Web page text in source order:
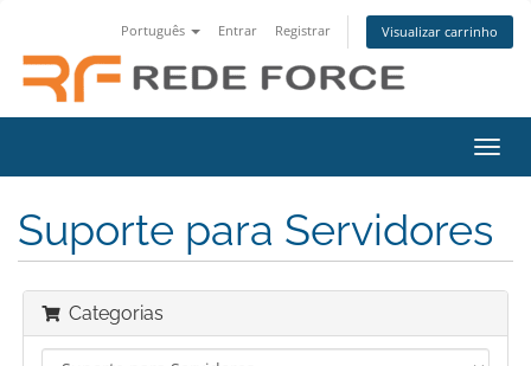
Português Entrar Registrar Visualizar carrinho
Suporte para Servidores
Categorias